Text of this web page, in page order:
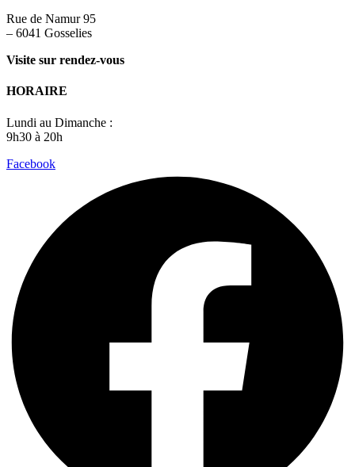
Rue de Namur 95
– 6041 Gosselies
Visite sur rendez-vous
HORAIRE
Lundi au Dimanche :
9h30 à 20h
Facebook